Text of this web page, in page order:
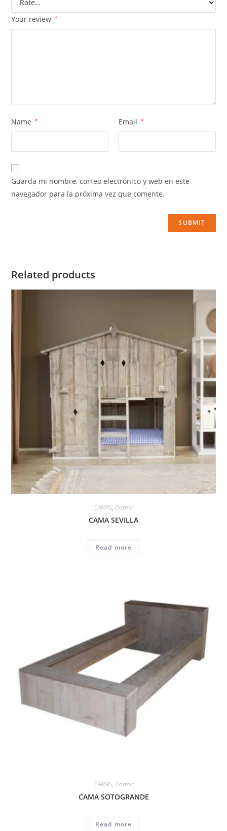
Your review *
Name * Email *
Guarda mi nombre, correo electrónico y web en este
navegador para la próxima vez que comente.
Related products
CAMAS, Dormir
CAMA SEVILLA
Read more
CAMAS, Dormir
CAMA SOTOGRANDE
Read more